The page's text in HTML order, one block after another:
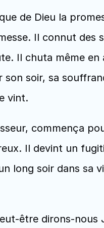
Il connut des
Il chuta même en
son soir, sa
vint.
Il devint un
long soir dans sa